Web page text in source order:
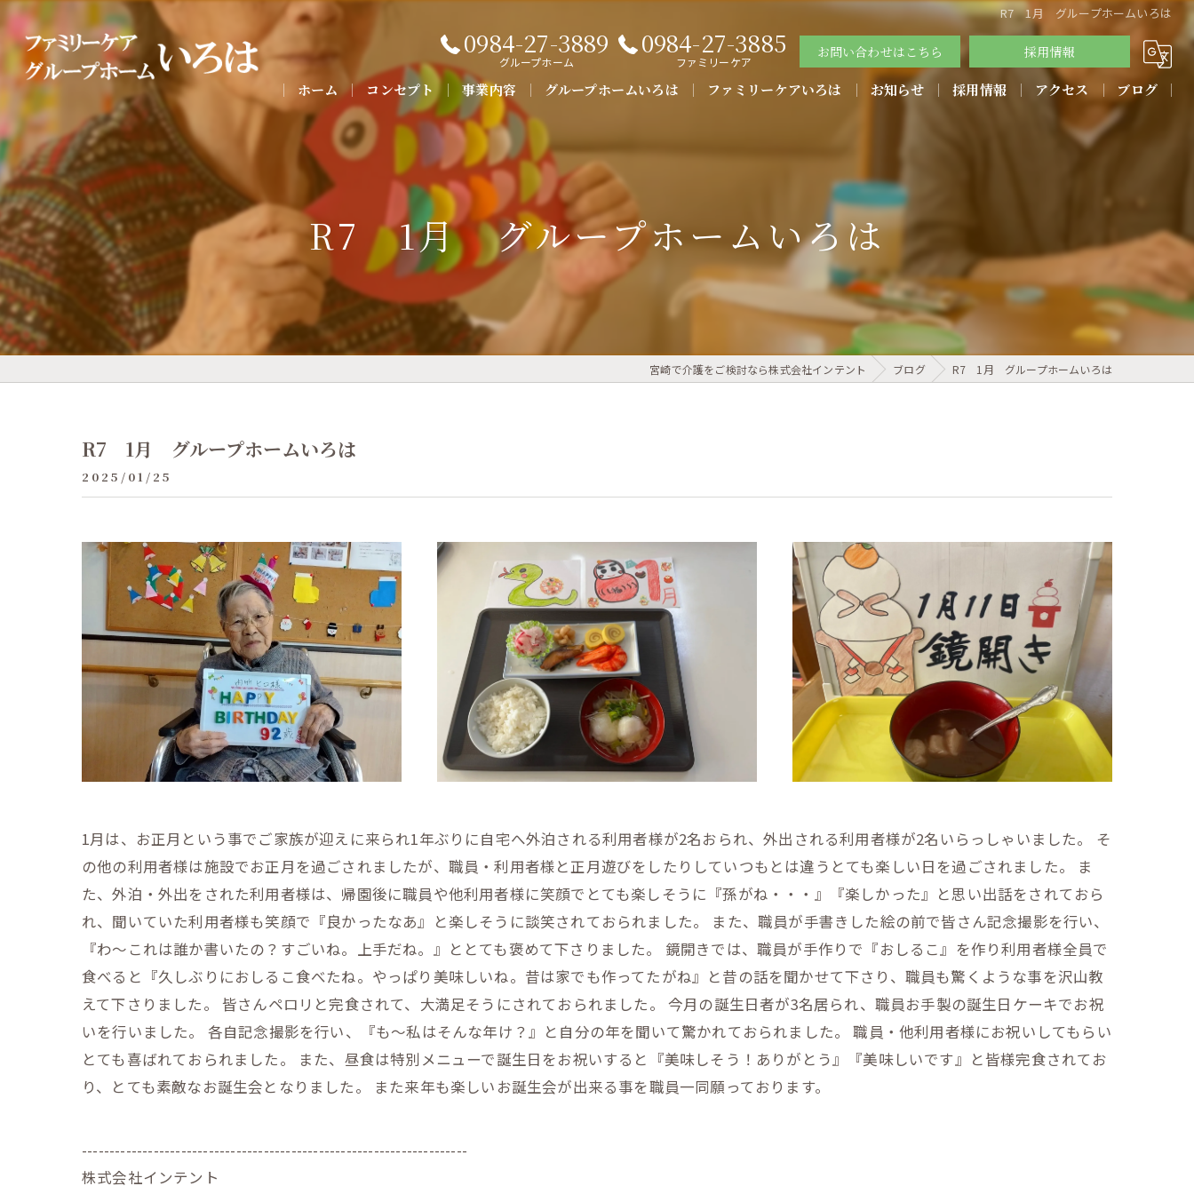
R7 1月 グループホームいろは
0984-27-3889
グループホーム
0984-27-3885
ファミリーケア
お問い合わせはこちら 採用情報
ホーム コンセプト 事業内容
よくある質問
グループホームいろは ファミリーケアいろは お知らせ 採用情報 アクセス ブログ
R7 1月 グループホームいろは
宮崎で介護をご検討なら株式会社インテント ブログ R7 1月 グループホームいろは
R7 1月 グループホームいろは
2025/01/25
1月は、お正月という事でご家族が迎えに来られ1年ぶりに自宅へ外泊される利用者様が2名おられ、外出される利用者様が2名いらっしゃいました。 そ
の他の利用者様は施設でお正月を過ごされましたが、職員・利用者様と正月遊びをしたりしていつもとは違うとても楽しい日を過ごされました。 ま
た、外泊・外出をされた利用者様は、帰園後に職員や他利用者様に笑顔でとても楽しそうに『孫がね・・・』『楽しかった』と思い出話をされておら
れ、聞いていた利用者様も笑顔で『良かったなあ』と楽しそうに談笑されておられました。 また、職員が手書きした絵の前で皆さん記念撮影を行い、
『わ～これは誰か書いたの？すごいね。上手だね。』ととても褒めて下さりました。 鏡開きでは、職員が手作りで『おしるこ』を作り利用者様全員で
食べると『久しぶりにおしるこ食べたね。やっぱり美味しいね。昔は家でも作ってたがね』と昔の話を聞かせて下さり、職員も驚くような事を沢山教
えて下さりました。 皆さんペロリと完食されて、大満足そうにされておられました。 今月の誕生日者が3名居られ、職員お手製の誕生日ケーキでお祝
いを行いました。 各自記念撮影を行い、『も～私はそんな年け？』と自分の年を聞いて驚かれておられました。 職員・他利用者様にお祝いしてもらい
とても喜ばれておられました。 また、昼食は特別メニューで誕生日をお祝いすると『美味しそう！ありがとう』『美味しいです』と皆様完食されてお
り、とても素敵なお誕生会となりました。 また来年も楽しいお誕生会が出来る事を職員一同願っております。
----------------------------------------------------------------------
株式会社インテント